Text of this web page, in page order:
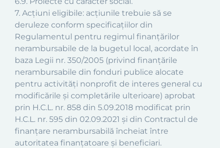
7. Acţiuni eligibile: acţiunile trebuie să se
deruleze conform specificaţiilor din
Regulamentul pentru regimul finanţărilor
nerambursabile de la bugetul local, acordate în
baza Legii nr. 350/2005 (privind finanţările
nerambursabile din fonduri publice alocate
pentru activităţi nonprofit de interes general cu
modificările și completările ulterioare) aprobat
prin H.C.L. nr. 858 din 5.09.2018 modificat prin
H.C.L. nr. 595 din 02.09.2021 şi din Contractul de
finanţare nerambursabilă încheiat între
autoritatea finanţatoare şi beneficiari.